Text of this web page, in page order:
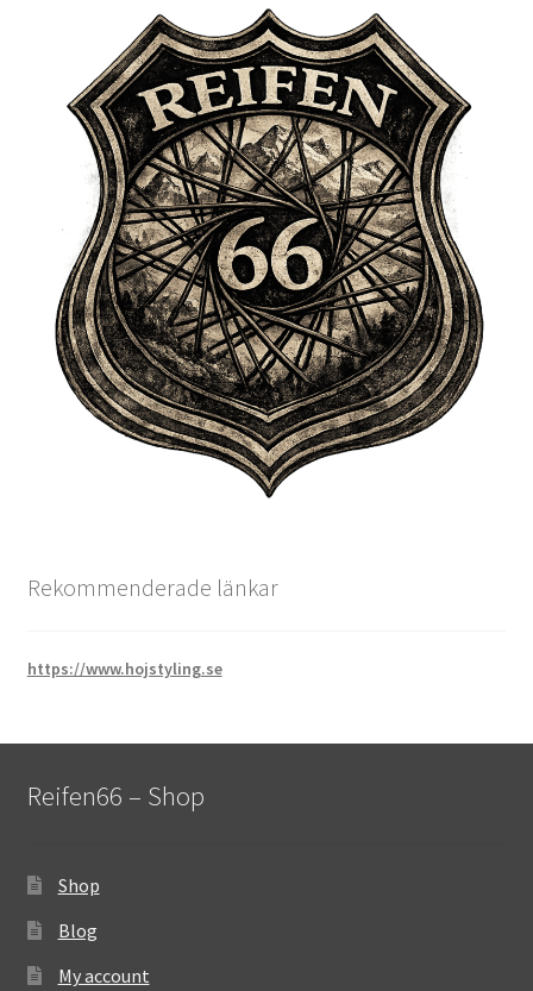
Rekommenderade länkar
https://www.hojstyling.se
Reifen66 – Shop
Shop
Blog
My account